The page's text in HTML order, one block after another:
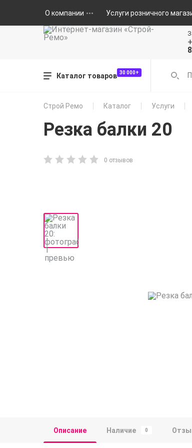
О компании Услуги розничного
Каталог товаров 30 000+
Строй Ремо Каталог Услуги
Резка балки 20
0 отзывов
Описание Наличие 0